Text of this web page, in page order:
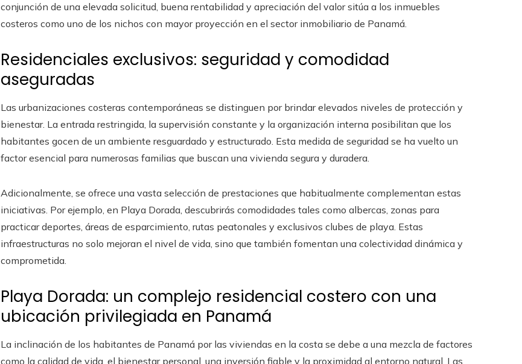
conjunción de una elevada solicitud, buena rentabilidad y apreciación del valor sitúa a los inmuebles
costeros como uno de los nichos con mayor proyección en el sector inmobiliario de Panamá.
Residenciales exclusivos: seguridad y comodidad
aseguradas
Las urbanizaciones costeras contemporáneas se distinguen por brindar elevados niveles de protección y
bienestar. La entrada restringida, la supervisión constante y la organización interna posibilitan que los
habitantes gocen de un ambiente resguardado y estructurado. Esta medida de seguridad se ha vuelto un
factor esencial para numerosas familias que buscan una vivienda segura y duradera.
Adicionalmente, se ofrece una vasta selección de prestaciones que habitualmente complementan estas
iniciativas. Por ejemplo, en Playa Dorada, descubrirás comodidades tales como albercas, zonas para
practicar deportes, áreas de esparcimiento, rutas peatonales y exclusivos clubes de playa. Estas
infraestructuras no solo mejoran el nivel de vida, sino que también fomentan una colectividad dinámica y
comprometida.
Playa Dorada: un complejo residencial costero con una
ubicación privilegiada en Panamá
La inclinación de los habitantes de Panamá por las viviendas en la costa se debe a una mezcla de factores
como la calidad de vida, el bienestar personal, una inversión fiable y la proximidad al entorno natural. Las